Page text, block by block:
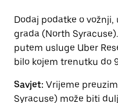
Dodaj podatke o
grada (North
putem usluge Uber
bilo kojem trenutku do
Savjet: Vrijeme
Syracuse) može biti